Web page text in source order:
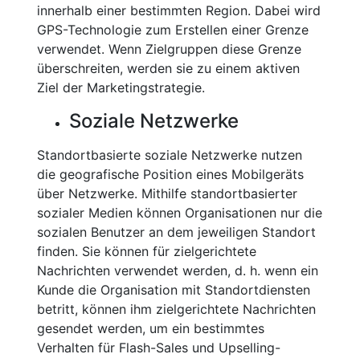
innerhalb einer bestimmten Region. Dabei wird
GPS-Technologie zum Erstellen einer Grenze
verwendet. Wenn Zielgruppen diese Grenze
überschreiten, werden sie zu einem aktiven
Ziel der Marketingstrategie.
Soziale Netzwerke
Standortbasierte soziale Netzwerke nutzen
die geografische Position eines Mobilgeräts
über Netzwerke. Mithilfe standortbasierter
sozialer Medien können Organisationen nur die
sozialen Benutzer an dem jeweiligen Standort
finden. Sie können für zielgerichtete
Nachrichten verwendet werden, d. h. wenn ein
Kunde die Organisation mit Standortdiensten
betritt, können ihm zielgerichtete Nachrichten
gesendet werden, um ein bestimmtes
Verhalten für Flash-Sales und Upselling-